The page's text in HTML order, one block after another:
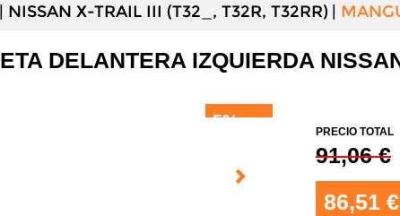
NISSAN X-TRAIL III (T32_, T32R, T32RR)
DELANTERA IZQUIERDA
5%
PRECIO TOTAL
91,06 €
86,51 €